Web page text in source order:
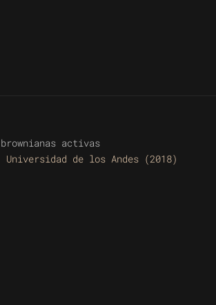
activas
de los Andes (2018)